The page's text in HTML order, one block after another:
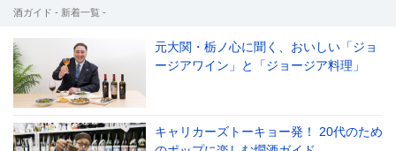
酒ガイド - 新着一覧 -
元大関・栃ノ心に聞く、おいしい「ジョ
ージアワイン」と「ジョージア料理」
キャリカーズトーキョー発！ 20代のため